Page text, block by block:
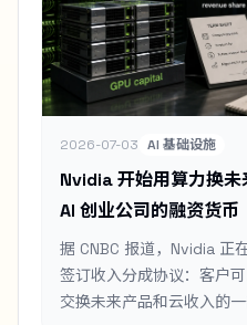
2026-07-03 AI 基础设施
Nvidia 开始用算力换未
AI 创业公司的融资货币
据 CNBC 报道，Nvidia 正
签订收入分成协议：客户
交换未来产品和云收入的